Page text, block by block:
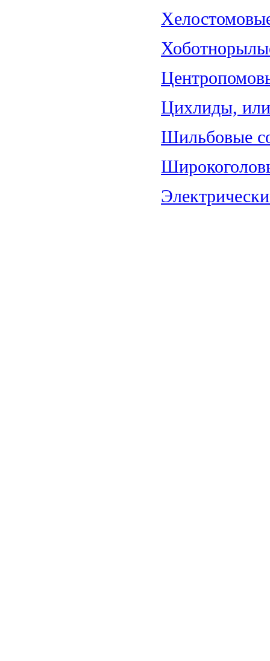
Цихлиды,
Шильбовые